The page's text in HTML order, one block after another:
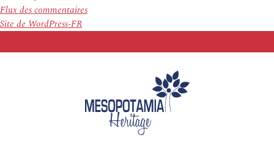
Flux des commentaires
Site de WordPress-FR